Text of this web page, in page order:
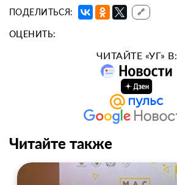
ПОДЕЛИТЬСЯ: 🔗
ОЦЕНИТЬ:
ЧИТАЙТЕ «УГ» В:
Читайте также